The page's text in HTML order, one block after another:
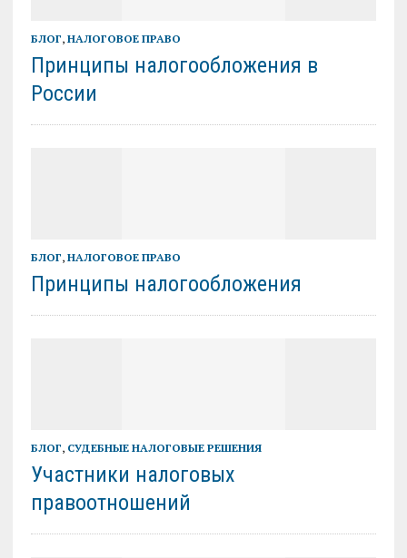
БЛОГ, НАЛОГОВОЕ ПРАВО
Принципы налогообложения в
России
БЛОГ, НАЛОГОВОЕ ПРАВО
Принципы налогообложения
БЛОГ, СУДЕБНЫЕ НАЛОГОВЫЕ РЕШЕНИЯ
Участники налоговых
правоотношений